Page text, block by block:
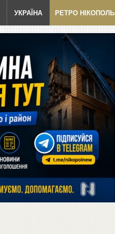
УКРАЇНА РЕТРО НІКОПОЛЬ